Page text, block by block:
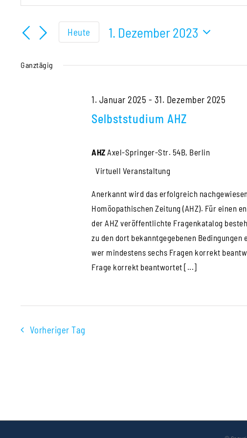
für
1.
Dezember
und
eingeben.
Suche
Veranstaltungen
Heute
1. Dezember 2023
Ganztägig
Selbststudium AHZ
1. Januar 2025 - 31. Dezember 2025
AHZ Axel-Springer-Str. 54B, Berlin
Virtuell Veranstaltung
Anerkannt wird das erfolgreich
Homöopathischen Zeitung (AHZ). Für einen
der AHZ veröffentlichte Fragenkatalog
zu den dort bekanntgegebenen
wer mindestens sechs Fragen korrekt
Frage korrekt beantwortet [...]
Vorheriger Tag